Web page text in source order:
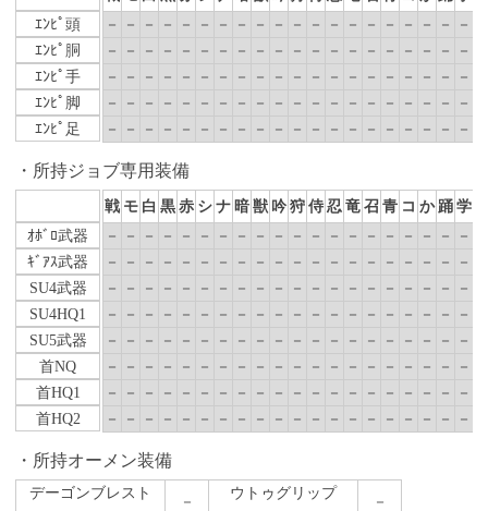
ｴﾝﾋﾟ頭
－ － － － － － － － － － － － － － － － － － － －
ｴﾝﾋﾟ胴
－ － － － － － － － － － － － － － － － － － － －
ｴﾝﾋﾟ手
－ － － － － － － － － － － － － － － － － － － －
ｴﾝﾋﾟ脚
－ － － － － － － － － － － － － － － － － － － －
ｴﾝﾋﾟ足
－ － － － － － － － － － － － － － － － － － － －
所持ジョブ専用装備
戦 モ 白 黒 赤 シ ナ 暗 獣 吟 狩 侍 忍 竜 召 青 コ か 踊 学
ｵﾎﾞﾛ武器
－ － － － － － － － － － － － － － － － － － － －
ｷﾞｱｽ武器
－ － － － － － － － － － － － － － － － － － － －
SU4武器
－ － － － － － － － － － － － － － － － － － － －
SU4HQ1
－ － － － － － － － － － － － － － － － － － － －
SU5武器
－ － － － － － － － － － － － － － － － － － － －
首NQ
－ － － － － － － － － － － － － － － － － － － －
首HQ1
－ － － － － － － － － － － － － － － － － － － －
首HQ2
－ － － － － － － － － － － － － － － － － － － －
所持オーメン装備
デーゴンブレスト
－
ウトゥグリップ
－